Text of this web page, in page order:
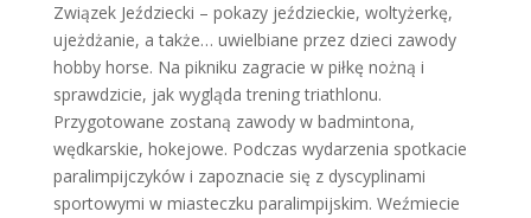
Związek Jeździecki – pokazy jeździeckie, woltyżerkę,
ujeżdżanie, a także… uwielbiane przez dzieci zawody
hobby horse. Na pikniku zagracie w piłkę nożną i
sprawdzicie, jak wygląda trening triathlonu.
Przygotowane zostaną zawody w badmintona,
wędkarskie, hokejowe. Podczas wydarzenia spotkacie
paralimpijczyków i zapoznacie się z dyscyplinami
sportowymi w miasteczku paralimpijskim. Weźmiecie